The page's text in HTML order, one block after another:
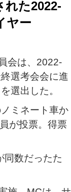
れた2022-
ヤー
会は、2022-
選考会会に進
選出した。
ミネート車か
が投票。得票
同数だったた